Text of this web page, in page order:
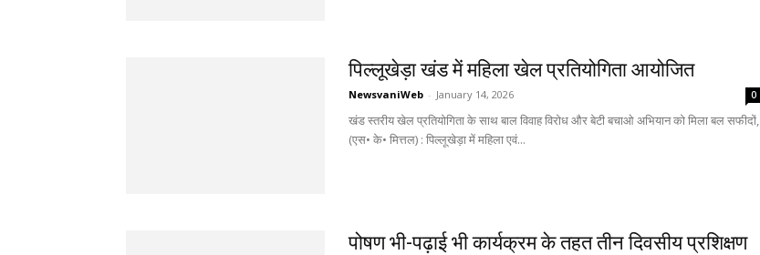
पिल्लूखेड़ा खंड में महिला खेल प्रतियोगिता आयोजित
NewsvaniWeb - January 14, 2026 0
खंड स्तरीय खेल प्रतियोगिता के साथ बाल विवाह विरोध और बेटी बचाओ अभियान को मिला बल सफीदों,
(एस• के• मित्तल) : पिल्लूखेड़ा में महिला एवं...
पोषण भी-पढ़ाई भी कार्यक्रम के तहत तीन दिवसीय प्रशिक्षण